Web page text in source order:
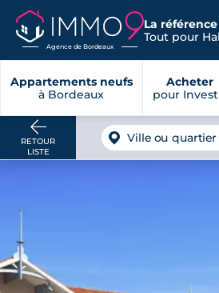
Agence de Bordeaux
La
Tout pour
Appartements neufs
à Bordeaux
Acheter
pour
RETOUR
LISTE
Ville ou quartier